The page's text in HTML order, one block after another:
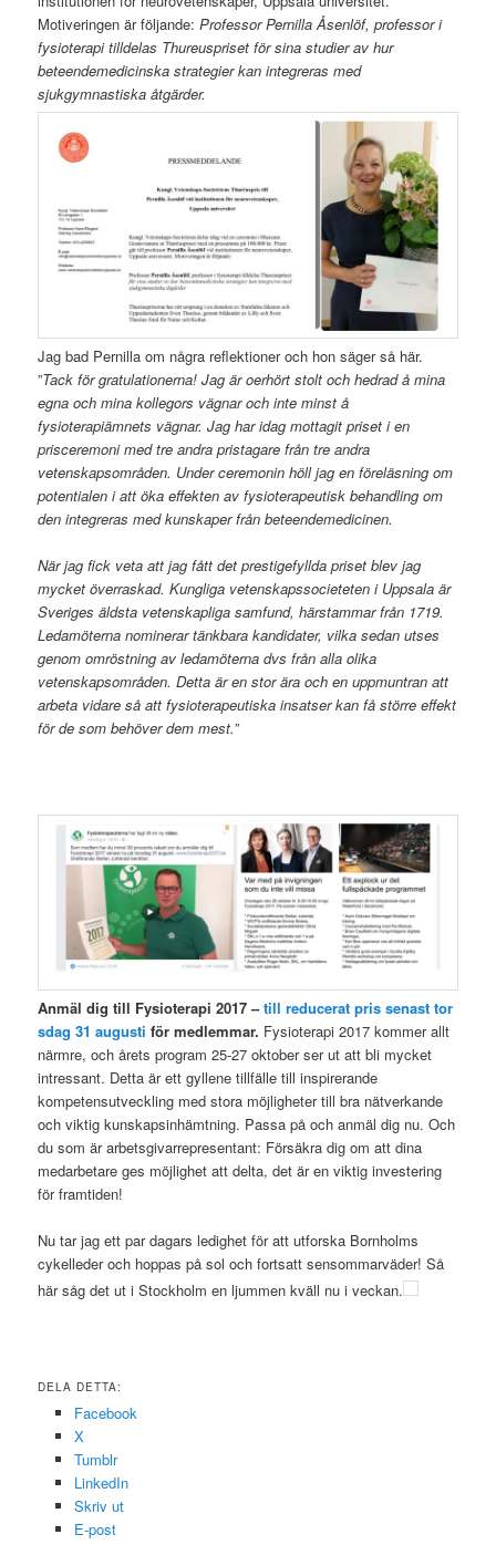
Motiveringen är följande:Professor Pernilla Åsenlöf, professor i
fysioterapi tilldelas Thureuspriset för sina studier av hur
beteendemedicinska strategier kan integreras med
sjukgymnastiska åtgärder.
Jag bad Pernilla om några reflektioner och hon säger så här.
”Tack för gratulationerna!Jag är oerhört stolt och hedrad å mina
egna och mina kollegors vägnar och inte minst å
fysioterapiämnets vägnar. Jag har idag mottagit priset i en
prisceremoni med tre andra pristagare från tre andra
vetenskapsområden. Under ceremonin höll jag en föreläsning om
potentialen i att öka effekten av fysioterapeutisk behandling om
den integreras med kunskaper från beteendemedicinen.
När jag fick veta att jag fått det prestigefyllda priset blev jag
mycket överraskad. Kungliga vetenskapssocieteten i Uppsala är
Sveriges äldsta vetenskapliga samfund, härstammar från 1719.
Ledamöterna nominerar tänkbara kandidater, vilka sedan utses
genom omröstning av ledamöterna dvs från alla olika
vetenskapsområden. Detta är en stor ära och en uppmuntran att
arbeta vidare så att fysioterapeutiska insatser kan få större effekt
för de som behöver dem mest.”
Anmäl dig till Fysioterapi 2017 –till reducerat pris senast tor
sdag 31 augusti för medlemmar. Fysioterapi 2017 kommer allt
närmre, och årets program 25-27 oktober ser ut att bli mycket
intressant. Detta är ett gyllene tillfälle till inspirerande
kompetensutveckling med stora möjligheter till bra nätverkande
och viktig kunskapsinhämtning. Passa på och anmäl dig nu. Och
du som är arbetsgivarrepresentant: Försäkra dig om att dina
medarbetare ges möjlighet att delta, det är en viktig investering
för framtiden!
Nu tar jag ett par dagars ledighet för att utforska Bornholms
cykelleder och hoppas på sol och fortsatt sensommarväder! Så
här såg det ut i Stockholm en ljummen kväll nu i veckan.
DELA DETTA:
Facebook
X
Tumblr
LinkedIn
Skriv ut
E-post